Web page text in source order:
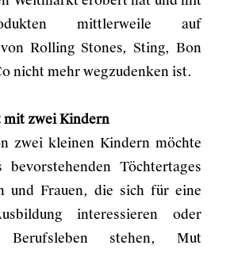
mittlerweile auf
Rolling Stones, Sting, Bon
nicht mehr wegzudenken ist.
zwei Kindern
zwei kleinen Kindern möchte
bevorstehenden Töchtertages
und Frauen, die sich für eine
interessieren oder
stehen, Mut